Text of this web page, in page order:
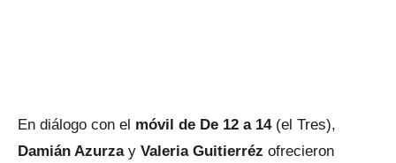
En diálogo con el móvil de De 12 a 14 (el Tres),
Damián Azurza y Valeria Guitierréz ofrecieron